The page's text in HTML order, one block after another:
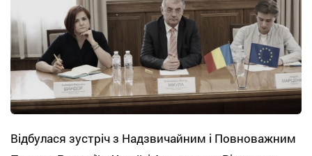
Відбулася зустріч з Надзвичайним і Повноважним